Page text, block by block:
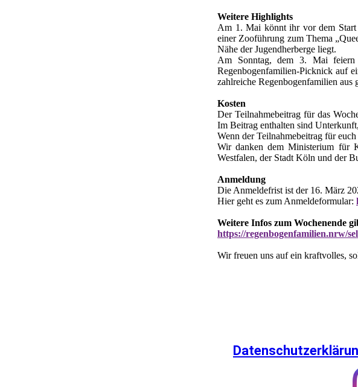
Weitere Highlights
Am 1. Mai könnt ihr vor dem Start
einer Zooführung zum Thema
Nähe der Jugendherberge liegt.
Am Sonntag, dem 3. Mai
Regenbogenfamilien-Picknick auf
zahlreiche Regenbogenfamilien aus
Kosten
Der Teilnahmebeitrag für das
Im Beitrag enthalten sind
Wenn der Teilnahmebeitrag für
Wir danken dem Ministerium für
Westfalen, der Stadt Köln und der
Anmeldung
Die Anmeldefrist ist der 16. März
Hier geht es zum Anmeldeformular:
Weitere Infos zum Wochenende
https://regenbogenfamilien.nrw/
Wir freuen uns auf ein kraftvolles,